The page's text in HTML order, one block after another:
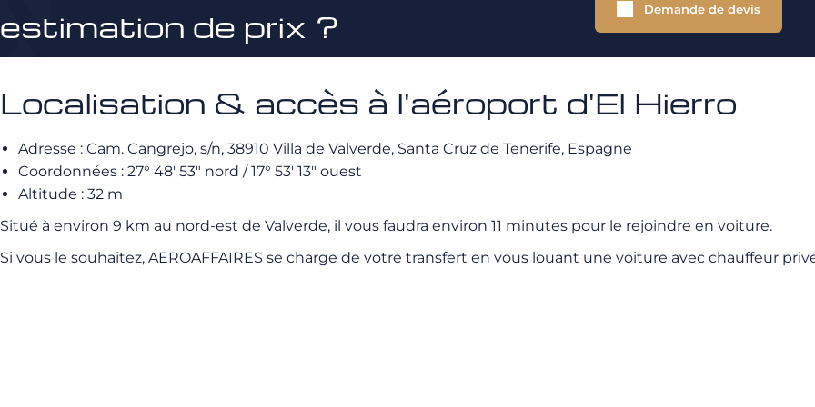
estimation de prix ?
Demande de devis
Localisation & accès à l'aéroport d'El Hierro
Adresse : Cam. Cangrejo, s/n, 38910 Villa de Valverde, Santa Cruz de Tenerife, Espagne
Coordonnées : 27° 48′ 53″ nord / 17° 53′ 13″ ouest
Altitude : 32 m
Situé à environ 9 km au nord-est de Valverde, il vous faudra environ 11 minutes pour le rejoindre en voiture.
Si vous le souhaitez, AEROAFFAIRES se charge de votre transfert en vous louant une voiture avec chauffeur